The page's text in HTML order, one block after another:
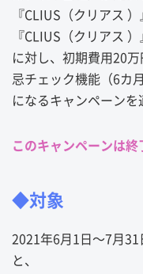
『CLIUS（クリアス
『CLIUS（クリアス
に対し、初期費用20
忌チェック機能（6カ
になるキャンペーンを
このキャンペーンは終
◆対象
2021年6月1日〜7月31
と、